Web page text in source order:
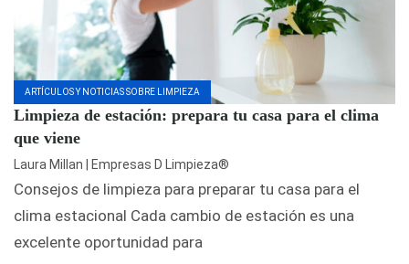
ARTÍCULOS Y NOTICIAS SOBRE LIMPIEZA
Limpieza de estación: prepara tu casa para el clima
que viene
Laura Millan | Empresas D Limpieza®
Consejos de limpieza para preparar tu casa para el
clima estacional Cada cambio de estación es una
excelente oportunidad para